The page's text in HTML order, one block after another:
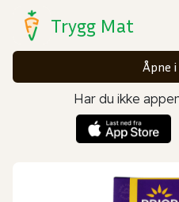
Trygg Mat
Åpne
Har du ikke